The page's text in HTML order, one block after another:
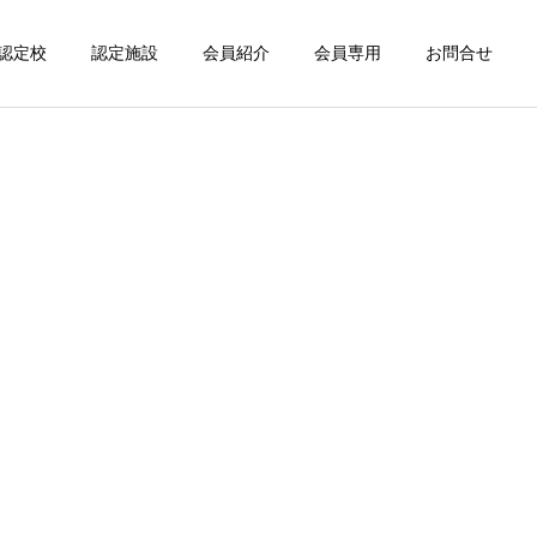
定校 認定施設 会員紹介 会員専用 お問合せ